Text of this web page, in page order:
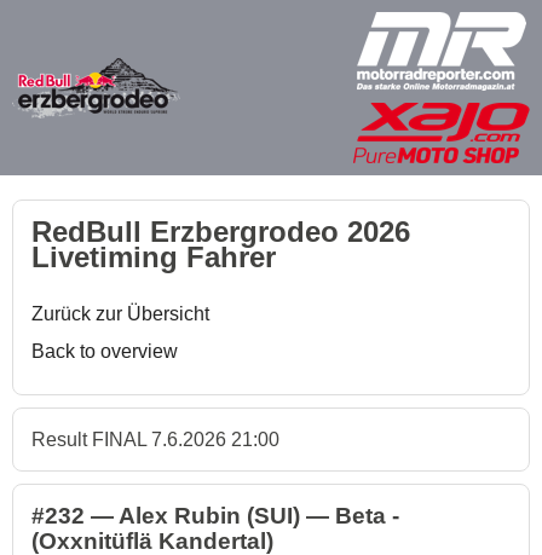
RedBull Erzbergrodeo 2026
Livetiming Fahrer
Zurück zur Übersicht
Back to overview
Result FINAL 7.6.2026 21:00
#232 — Alex Rubin (SUI) — Beta -
(Oxxnitüflä Kandertal)